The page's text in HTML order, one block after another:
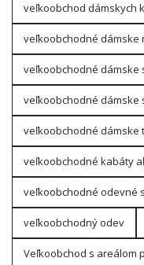
veľkoobchod dámskych
veľkoobchodné dámske
veľkoobchodné dámske
veľkoobchodné dámske
veľkoobchodné dámske
veľkoobchodné kabáty
veľkoobchodné odevné
veľkoobchodný odev
Veľkoobchod s areálom